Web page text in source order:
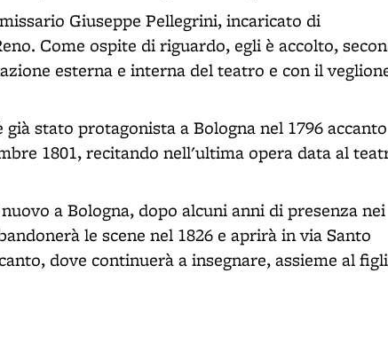
Giuseppe Pellegrini, incaricato di
Come ospite di riguardo, egli è accolto,
esterna e interna del teatro e con il
stato protagonista a Bologna nel 1796 accanto
1801, recitando nell'ultima opera data al
a Bologna, dopo alcuni anni di presenza nei
le scene nel 1826 e aprirà in via Santo
dove continuerà a insegnare, assieme al